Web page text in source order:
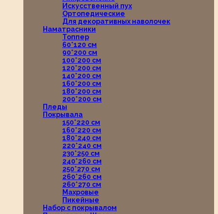
Искусственный пух
Ортопедические
Для декоративных наволочек
Наматрасники
Топпер
60*120 см
90*200 см
100*200 см
120*200 см
140*200 см
160*200 см
180*200 см
200*200 см
Пледы
Покрывала
150*220 см
160*220 см
180*240 см
220*240 см
230*250 см
240*260 см
250*270 см
260*260 см
260*270 см
Махровые
Пикейные
Набор с покрывалом